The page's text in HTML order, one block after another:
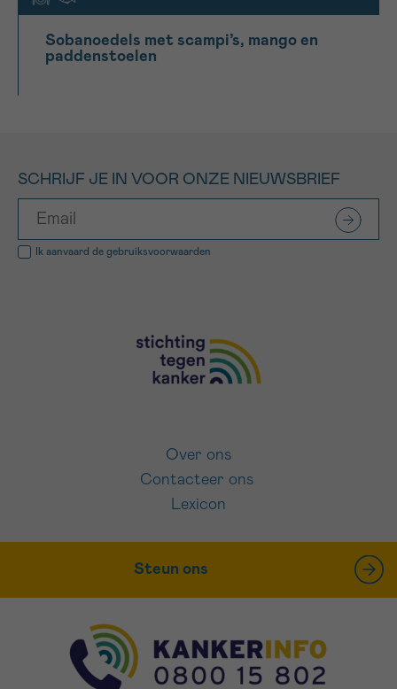
Sobanoedels met scampi’s, mango en
paddenstoelen
SCHRIJF JE IN VOOR ONZE NIEUWSBRIEF
Ik aanvaard de gebruiksvoorwaarden
Over ons
Contacteer ons
Lexicon
Steun ons